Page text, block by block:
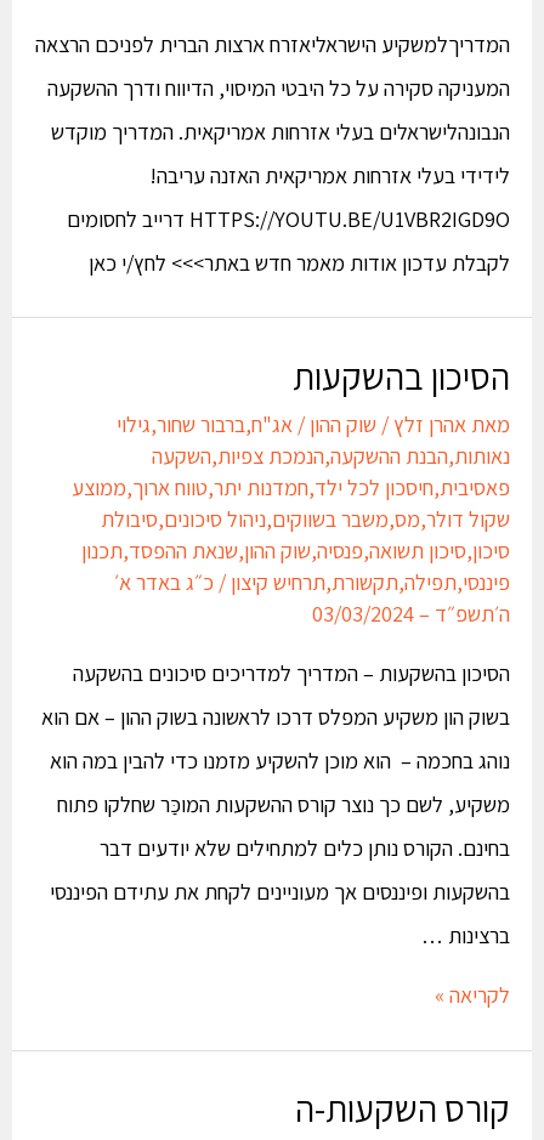
המדריךלמשקיע הישראליאזרח ארצות הברית לפניכם הרצאה
המעניקה סקירה על כל היבטי המיסוי, הדיווח ודרך ההשקעה
הנבונהלישראלים בעלי אזרחות אמריקאית. המדריך מוקדש
לידידי בעלי אזרחות אמריקאית האזנה עריבה!
HTTPS://YOUTU.BE/U1VBR2IGD9O דרייב לחסומים
לקבלת עדכון אודות מאמר חדש באתר>>> לחץ/י כאן
הסיכון בהשקעות
מאתאהרן זלץ/שוק ההון/אג"ח,ברבור שחור,גילוי
נאותות,הבנת ההשקעה,הנמכת צפיות,השקעה
פאסיבית,חיסכון לכל ילד,חמדנות יתר,טווח ארוך,ממוצע
שקול דולר,מס,משבר בשווקים,ניהול סיכונים,סיבולת
סיכון,סיכון תשואה,פנסיה,שוק ההון,שנאת ההפסד,תכנון
פיננסי,תפילה,תקשורת,תרחיש קיצון/כ״ג באדר א׳
ה׳תשפ״ד – 03/03/2024
הסיכון בהשקעות – המדריך למדריכים סיכונים בהשקעה
בשוק הון משקיע המפלס דרכו לראשונה בשוק ההון – אם הוא
נוהג בחכמה – הוא מוכן להשקיע מזמנו כדי להבין במה הוא
משקיע, לשם כך נוצר קורס ההשקעות המוכַּר שחלקו פתוח
בחינם. הקורס נותן כלים למתחילים שלא יודעים דבר
בהשקעות ופיננסים אך מעוניינים לקחת את עתידם הפיננסי
ברצינות …
לקריאה »
קורס השקעות-ה